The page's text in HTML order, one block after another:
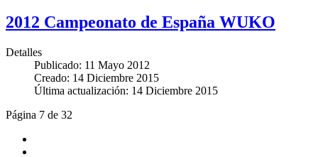
2012 Campeonato de España WUKO
Detalles
Publicado: 11 Mayo 2012
Creado: 14 Diciembre 2015
Última actualización: 14 Diciembre 2015
Página 7 de 32